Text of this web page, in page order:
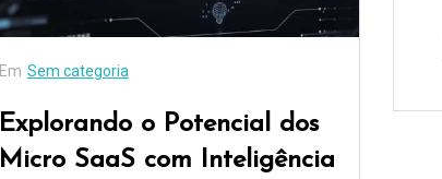
Em Sem categoria
Explorando o Potencial dos
Micro SaaS com Inteligência